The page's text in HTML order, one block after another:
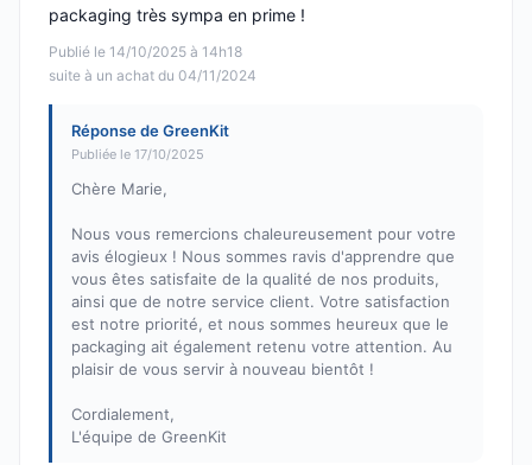
Publié le 14/10/2025 à 14h18
suite à un achat du 04/11/2024
packaging très sympa en prime !
Réponse de GreenKit
Publiée le 17/10/2025
Chère Marie,
Nous vous remercions chaleureusement pour votre
avis élogieux ! Nous sommes ravis d'apprendre que
vous êtes satisfaite de la qualité de nos produits,
ainsi que de notre service client. Votre satisfaction
est notre priorité, et nous sommes heureux que le
packaging ait également retenu votre attention. Au
plaisir de vous servir à nouveau bientôt !
Cordialement,
L'équipe de GreenKit